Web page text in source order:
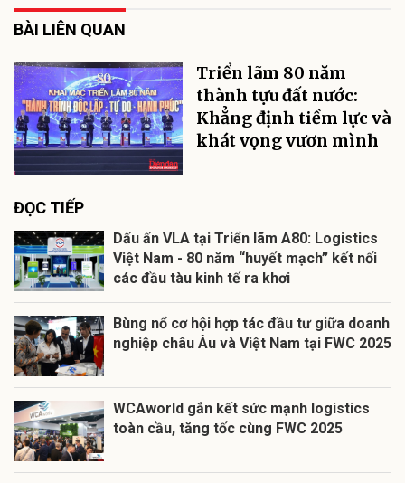
BÀI LIÊN QUAN
Triển lãm 80 năm
thành tựu đất nước:
Khẳng định tiềm lực và
khát vọng vươn mình
ĐỌC TIẾP
Dấu ấn VLA tại Triển lãm A80: Logistics
Việt Nam - 80 năm “huyết mạch” kết nối
các đầu tàu kinh tế ra khơi
Bùng nổ cơ hội hợp tác đầu tư giữa doanh
nghiệp châu Âu và Việt Nam tại FWC 2025
WCAworld gắn kết sức mạnh logistics
toàn cầu, tăng tốc cùng FWC 2025